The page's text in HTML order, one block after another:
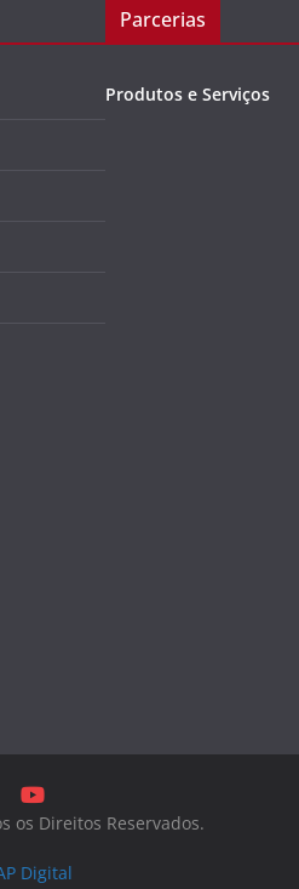
Parcerias
Produtos e Serviços
os Direitos Reservados.
Digital